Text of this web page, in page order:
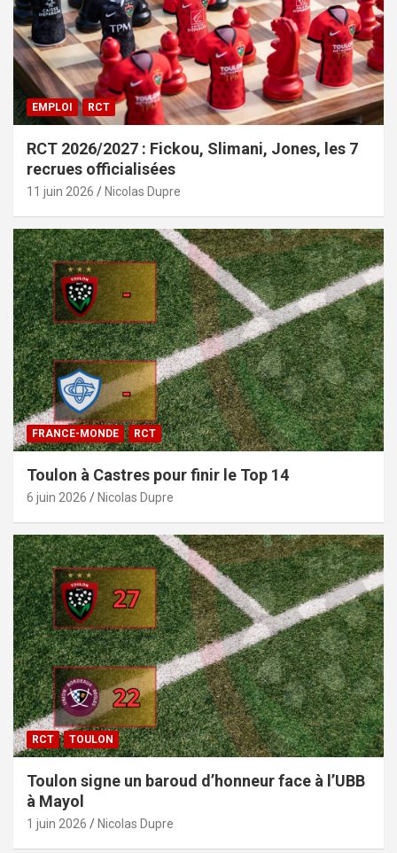
EMPLOI RCT
RCT 2026/2027 : Fickou, Slimani, Jones, les 7
recrues officialisées
11 juin 2026 Nicolas Dupre
FRANCE-MONDE RCT
Toulon à Castres pour finir le Top 14
6 juin 2026 Nicolas Dupre
RCT TOULON
Toulon signe un baroud d’honneur face à l’UBB
à Mayol
1 juin 2026 Nicolas Dupre